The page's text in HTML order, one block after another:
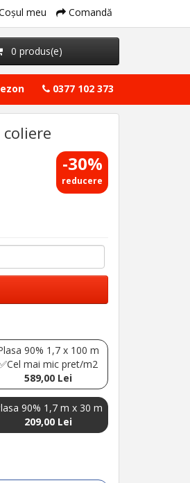
meu Comandă
0 produs(e)
0377 102 373
-30%
reducere
90% 1,7 x 100 m
mai mic pret/m2
589,00 Lei
90% 1,7 m x 30 m
209,00 Lei